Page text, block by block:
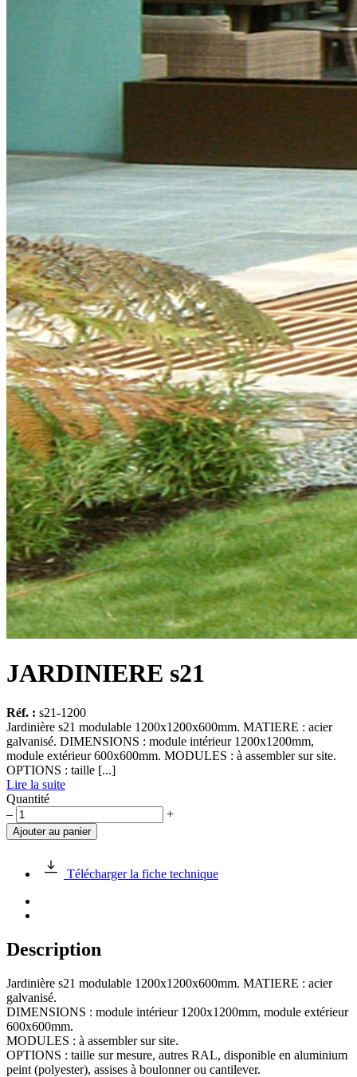
JARDINIERE s21
Réf. : s21-1200
Jardinière s21 modulable 1200x1200x600mm. MATIERE : acier
galvanisé. DIMENSIONS : module intérieur 1200x1200mm,
module extérieur 600x600mm. MODULES : à assembler sur site.
OPTIONS : taille [...]
Lire la suite
Quantité
quantité
de
JARDINIERE
– +
Ajouter au panier
Télécharger la fiche technique
Description
Jardinière s21 modulable 1200x1200x600mm. MATIERE : acier
galvanisé.
DIMENSIONS : module intérieur 1200x1200mm, module extérieur
600x600mm.
MODULES : à assembler sur site.
OPTIONS : taille sur mesure, autres RAL, disponible en aluminium
peint (polyester), assises à boulonner ou cantilever.